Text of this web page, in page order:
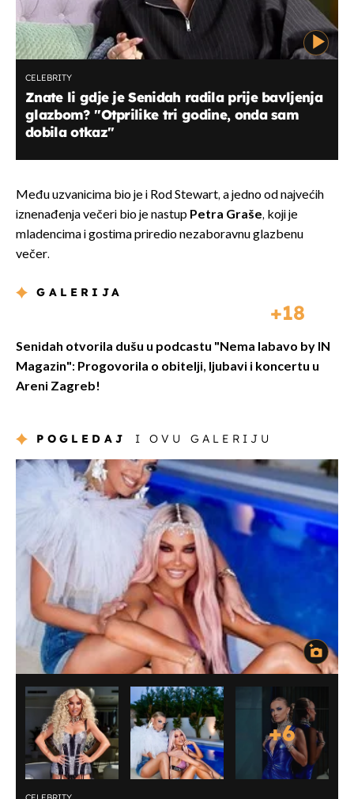
CELEBRITY
Znate li gdje je Senidah radila prije bavljenja
glazbom? ''Otprilike tri godine, onda sam
dobila otkaz''
Među uzvanicima bio je i Rod Stewart, a jedno od najvećih
iznenađenja večeri bio je nastup Petra Graše, koji je
mladencima i gostima priredio nezaboravnu glazbenu
večer.
GALERIJA
18
Senidah otvorila dušu u podcastu "Nema labavo by IN
Magazin": Progovorila o obitelji, ljubavi i koncertu u
Areni Zagreb!
POGLEDAJ I OVU GALERIJU
+6